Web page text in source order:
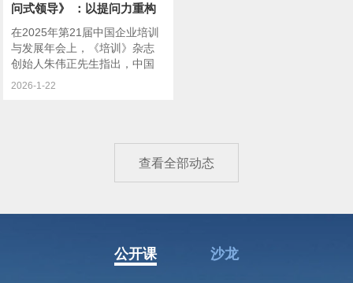
问式领导》 ：以提问力重构
在2025年第21届中国企业培训
与发展年会上，《培训》杂志
创始人朱伟正先生指出，中国
企业培训行业发展已迈入“３.０
2026-1-22
查看全部动态
公开课 沙龙